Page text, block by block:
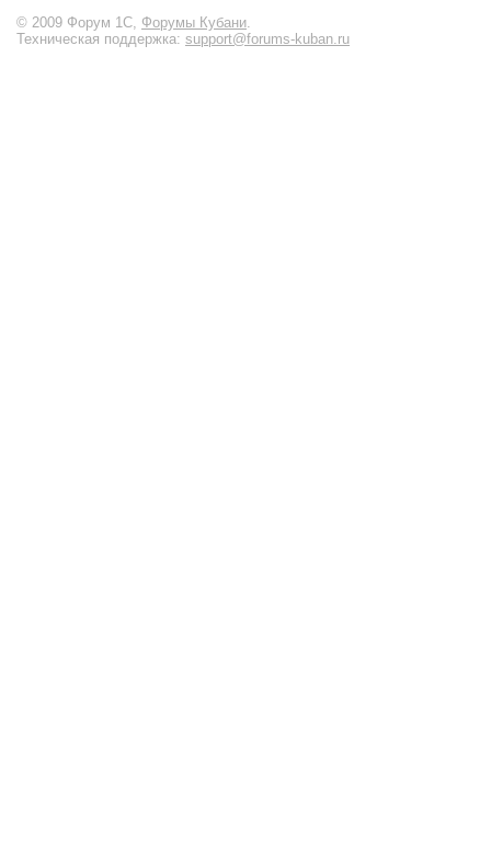
© 2009 Форум 1С, Форумы Кубани
Техническая поддержка: support@forums-kuban.ru